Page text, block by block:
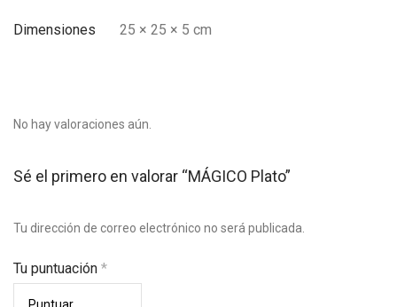
Dimensiones 25 × 25 × 5 cm
No hay valoraciones aún.
Sé el primero en valorar “MÁGICO Plato”
Tu dirección de correo electrónico no será publicada.
Tu puntuación *